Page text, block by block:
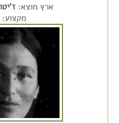
ארץ מוצא:
מקצוע: